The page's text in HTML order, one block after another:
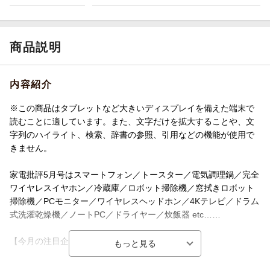
商品説明
内容紹介
※この商品はタブレットなど大きいディスプレイを備えた端末で
読むことに適しています。また、文字だけを拡大することや、文
字列のハイライト、検索、辞書の参照、引用などの機能が使用で
きません。
家電批評5月号はスマートフォン／トースター／電気調理鍋／完全
ワイヤレスイヤホン／冷蔵庫／ロボット掃除機／窓拭きロボット
掃除機／PCモニター／ワイヤレスヘッドホン／4Kテレビ／ドラム
式洗濯乾燥機／ノートPC／ドライヤー／炊飯器 etc……
【今月の注目企画】